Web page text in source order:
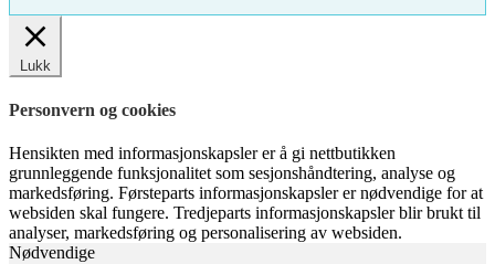
Lukk
Personvern og cookies
Hensikten med informasjonskapsler er å gi nettbutikken
grunnleggende funksjonalitet som sesjonshåndtering, analyse og
markedsføring. Førsteparts informasjonskapsler er nødvendige for at
websiden skal fungere. Tredjeparts informasjonskapsler blir brukt til
analyser, markedsføring og personalisering av websiden.
Nødvendige